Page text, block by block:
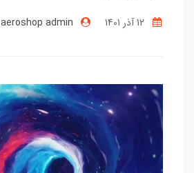
aeroshop admin